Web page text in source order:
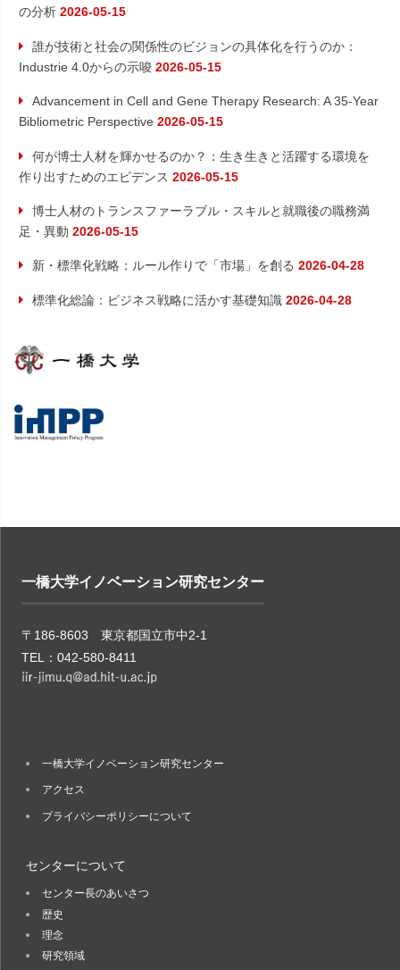
の分析 2026-05-15
誰が技術と社会の関係性のビジョンの具体化を行うのか：
Industrie 4.0からの示唆 2026-05-15
Advancement in Cell and Gene Therapy Research: A 35-Year
Bibliometric Perspective 2026-05-15
何が博士人材を輝かせるのか？：生き生きと活躍する環境を
作り出すためのエビデンス 2026-05-15
博士人材のトランスファーラブル・スキルと就職後の職務満
足・異動 2026-05-15
新・標準化戦略：ルール作りで「市場」を創る 2026-04-28
標準化総論：ビジネス戦略に活かす基礎知識 2026-04-28
一橋大学イノベーション研究センター
〒186-8603 東京都国立市中2-1
TEL：042-580-8411
一橋大学イノベーション研究センター
アクセス
プライバシーポリシーについて
センターについて
センター長のあいさつ
歴史
理念
研究領域